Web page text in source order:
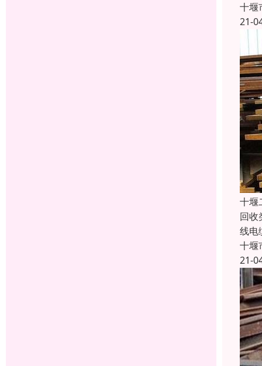
十堰
21-
十堰
回收
线电
十堰
21-